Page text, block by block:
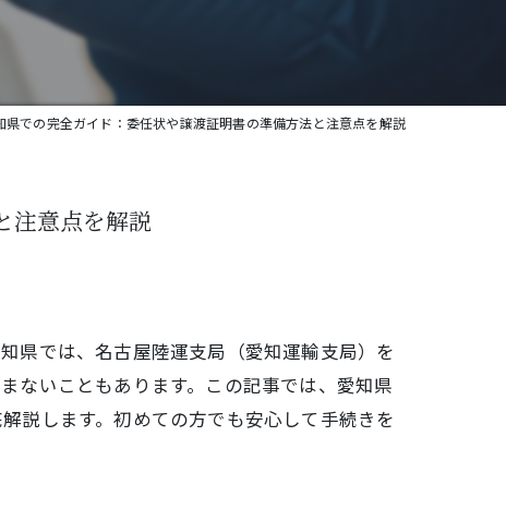
での完全ガイド：委任状や譲渡証明書の準備方法と注意点を解説
注意点を解説
県では、名古屋陸運支局（愛知運輸支局）を
ないこともあります。この記事では、愛知県
説します。初めての方でも安心して手続きを